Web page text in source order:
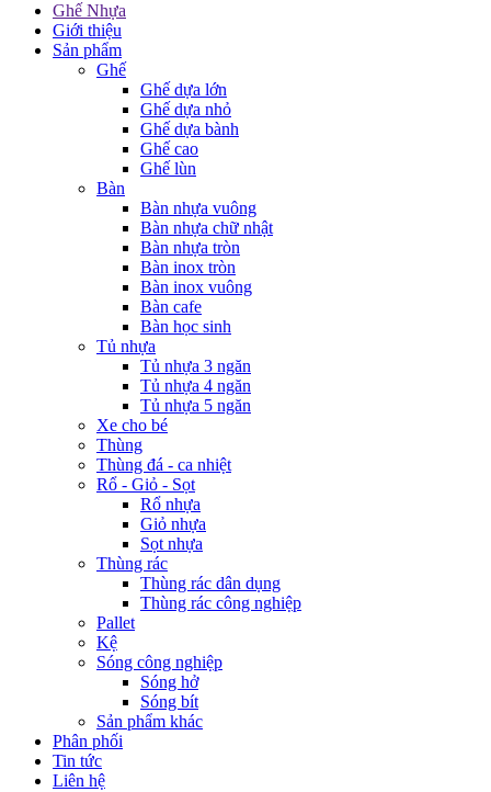
Ghế Nhựa
Giới thiệu
Sản phẩm
Ghế
Ghế dựa lớn
Ghế dựa nhỏ
Ghế dựa bành
Ghế cao
Ghế lùn
Bàn
Bàn nhựa vuông
Bàn nhựa chữ nhật
Bàn nhựa tròn
Bàn inox tròn
Bàn inox vuông
Bàn cafe
Bàn học sinh
Tủ nhựa
Tủ nhựa 3 ngăn
Tủ nhựa 4 ngăn
Tủ nhựa 5 ngăn
Xe cho bé
Thùng
Thùng đá - ca nhiệt
Rổ - Giỏ - Sọt
Rổ nhựa
Giỏ nhựa
Sọt nhựa
Thùng rác
Thùng rác dân dụng
Thùng rác công nghiệp
Pallet
Kệ
Sóng công nghiệp
Sóng hở
Sóng bít
Sản phẩm khác
Phân phối
Tin tức
Liên hệ